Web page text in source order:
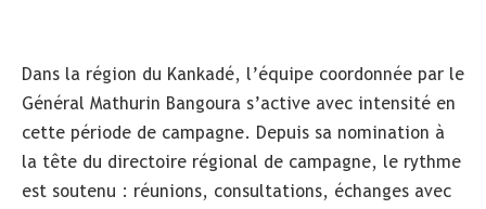
Dans la région du Kankadé, l’équipe coordonnée par le
Général Mathurin Bangoura s’active avec intensité en
cette période de campagne. Depuis sa nomination à
la tête du directoire régional de campagne, le rythme
est soutenu : réunions, consultations, échanges avec